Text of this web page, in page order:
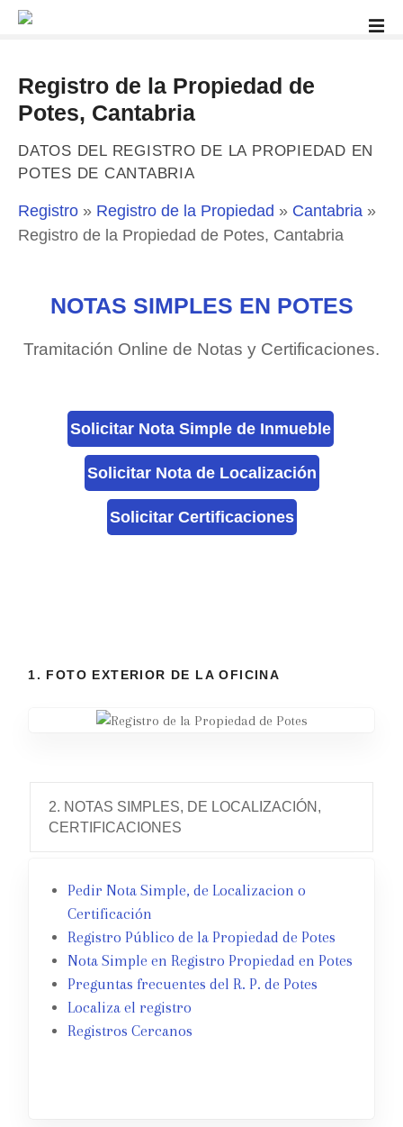
Registro de la Propiedad de
Potes, Cantabria
DATOS DEL REGISTRO DE LA PROPIEDAD EN
POTES DE CANTABRIA
Registro » Registro de la Propiedad » Cantabria »
Registro de la Propiedad de Potes, Cantabria
NOTAS SIMPLES EN POTES
Tramitación Online de Notas y Certificaciones.
Solicitar Nota Simple de Inmueble
Solicitar Nota de Localización
Solicitar Certificaciones
1. FOTO EXTERIOR DE LA OFICINA
2. NOTAS SIMPLES, DE LOCALIZACIÓN,
CERTIFICACIONES
Pedir Nota Simple, de Localizacion o
Certificación
Registro Público de la Propiedad de Potes
Nota Simple en Registro Propiedad en Potes
Preguntas frecuentes del R. P. de Potes
Localiza el registro
Registros Cercanos